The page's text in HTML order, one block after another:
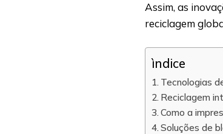
Assim, as
reciclagem
ìndice
Tecnologias
Reciclagem
Como a
Soluções de